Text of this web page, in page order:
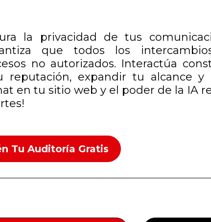
la privacidad de tus
que todos los
no autorizados. Interactúa
reputación, expandir tu alcance y
en tu sitio web y el poder de la IA
Tu Auditoría Gratis